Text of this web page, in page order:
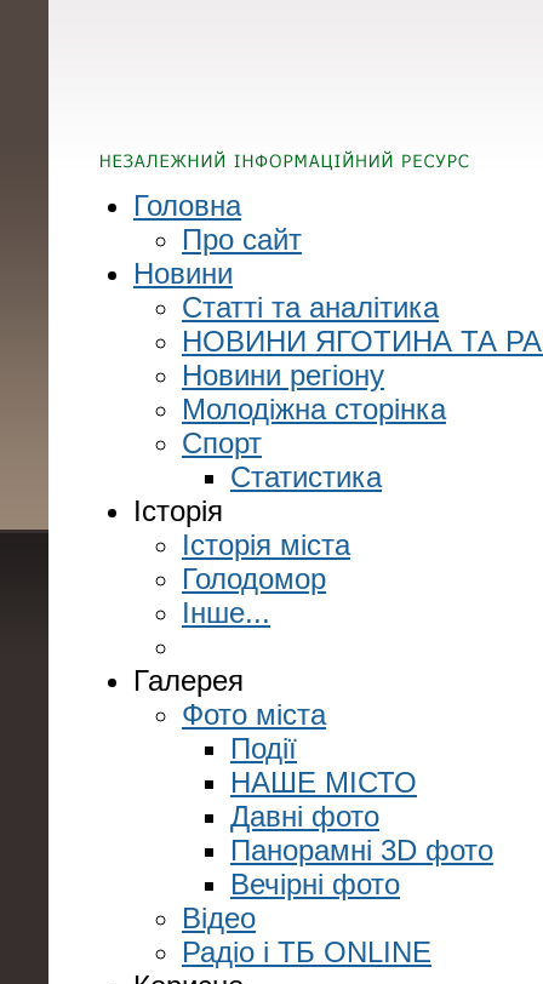
Головна
Про сайт
Новини
Статті та аналітика
НОВИНИ ЯГОТИНА ТА
Новини регіону
Молодіжна сторінка
Спорт
Статистика
Історія
Історія міста
Голодомор
Інше...
Галерея
Фото міста
Події
НАШЕ МІСТО
Давні фото
Панорамні 3D фото
Вечірні фото
Відео
Радіо і ТБ ONLINE